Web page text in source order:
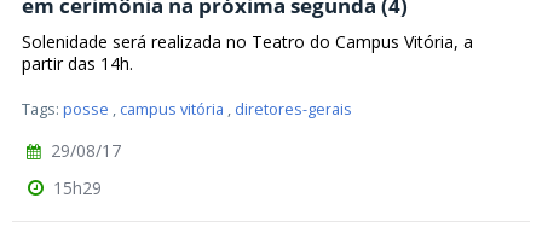
Solenidade será realizada no Teatro do Campus Vitória, a
partir das 14h.
Tags: posse , campus vitória , diretores-gerais
29/08/17
15h29